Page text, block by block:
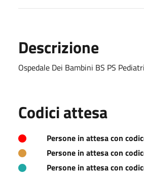
Descrizione
Ospedale Dei Bambini BS PS
Codici attesa
Persone in attesa con
Persone in attesa con
Persone in attesa con